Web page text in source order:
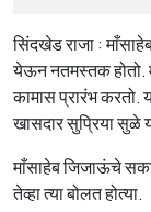
सिंदखेड राजा :
येऊन नतमस्तक होतो.
कामास प्रारंभ करतो.
खासदार सुप्रिया सुळे
माँसाहेब जिजाऊंचे
तेव्हा त्या बोलत होत्या.